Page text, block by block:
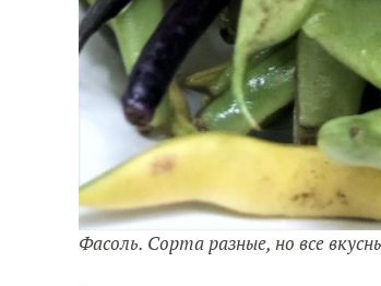
Фасоль. Сорта разные, но все